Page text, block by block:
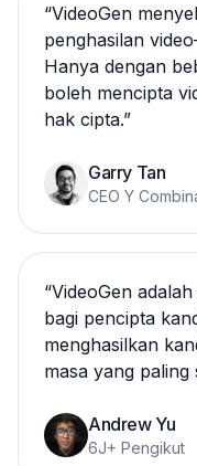
“VideoGen
penghasilan
Hanya dengan
boleh mencipta
hak cipta.”
Garry Tan
CEO Y
“VideoGen
bagi pencipta
menghasilkan
masa yang paling
Andrew Yu
6J+ Pengikut